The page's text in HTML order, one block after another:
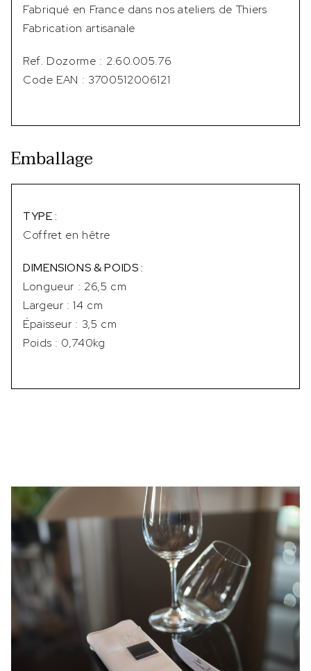
Fabriqué en France dans nos ateliers de Thiers
Fabrication artisanale
Ref. Dozorme : 2.60.005.76
Code EAN : 3700512006121
Emballage
TYPE :
Coffret en hêtre
DIMENSIONS & POIDS :
Longueur : 26,5 cm
Largeur : 14 cm
Épaisseur : 3,5 cm
Poids : 0,740kg